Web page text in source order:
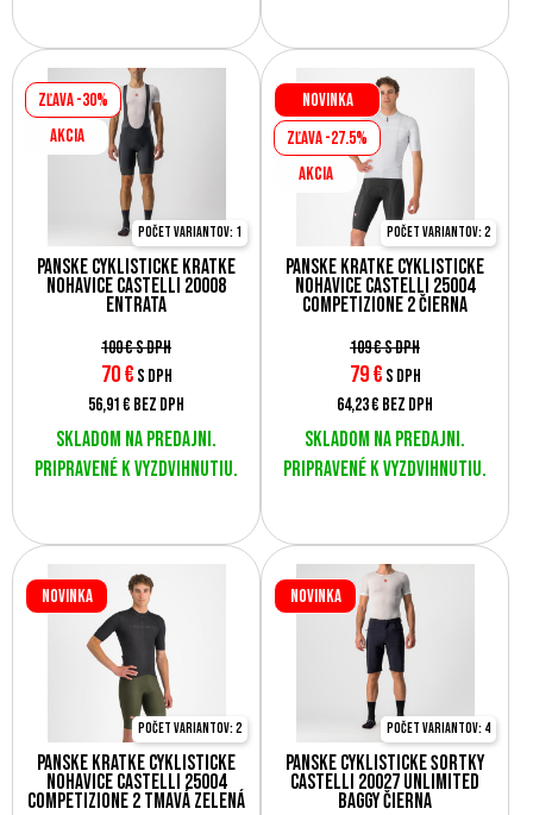
Pánske cyklistické krátke
nohavice Castelli 20008
ENTRATA
Zľava -30%
AKCIA
Počet variantov: 1
100 €s DPH
70€ s DPH
56,91 € bez DPH
Skladom na predajni.
Pripravené k vyzdvihnutiu.
Pánske krátke cyklistické
nohavice Castelli 25004
COMPETIZIONE 2 čierna
Novinka
Zľava -27.5%
AKCIA
Počet variantov: 2
109 €s DPH
79€ s DPH
64,23 € bez DPH
Skladom na predajni.
Pripravené k vyzdvihnutiu.
Pánske krátke cyklistické
nohavice Castelli 25004
COMPETIZIONE 2 tmavá zelená
Novinka
Počet variantov: 2
Pánske cyklistické šortky
Castelli 20027 UNLIMITED
BAGGY čierna
Novinka
Počet variantov: 4